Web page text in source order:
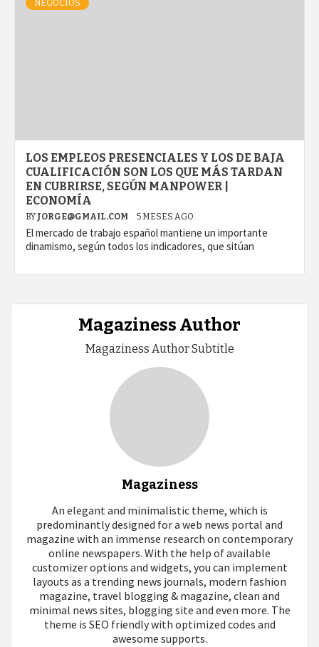
NEGOCIOS
LOS EMPLEOS PRESENCIALES Y LOS DE BAJA
CUALIFICACIÓN SON LOS QUE MÁS TARDAN
EN CUBRIRSE, SEGÚN MANPOWER |
ECONOMÍA
BY JORGE@GMAIL.COM 5 MESES AGO
El mercado de trabajo español mantiene un importante
dinamismo, según todos los indicadores, que sitúan
Magaziness Author
Magaziness Author Subtitle
Magaziness
An elegant and minimalistic theme, which is
predominantly designed for a web news portal and
magazine with an immense research on contemporary
online newspapers. With the help of available
customizer options and widgets, you can implement
layouts as a trending news journals, modern fashion
magazine, travel blogging & magazine, clean and
minimal news sites, blogging site and even more. The
theme is SEO friendly with optimized codes and
awesome supports.